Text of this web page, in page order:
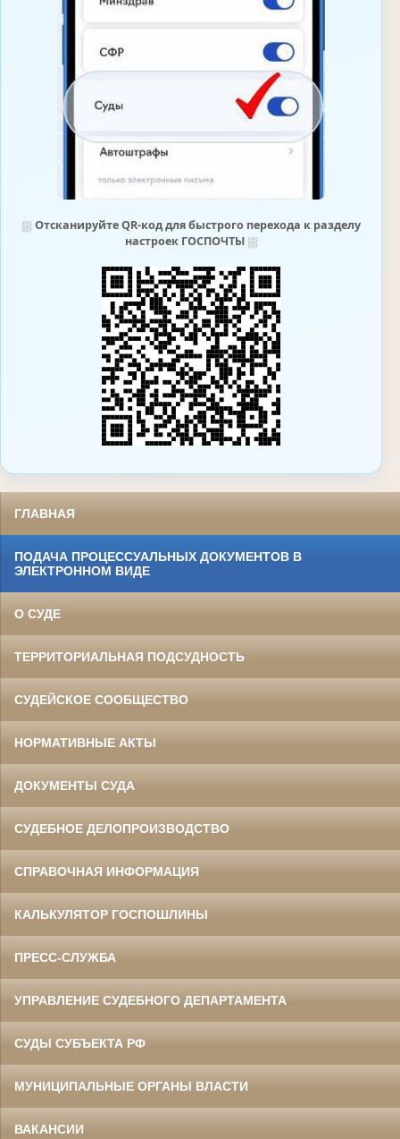
⛆ Отсканируйте QR-код для быстрого перехода к разделу
настроек ГОСПОЧТЫ⛆
ГЛАВНАЯ
ПОДАЧА ПРОЦЕССУАЛЬНЫХ ДОКУМЕНТОВ В
ЭЛЕКТРОННОМ ВИДЕ
О СУДЕ
ТЕРРИТОРИАЛЬНАЯ ПОДСУДНОСТЬ
СУДЕЙСКОЕ СООБЩЕСТВО
НОРМАТИВНЫЕ АКТЫ
ДОКУМЕНТЫ СУДА
СУДЕБНОЕ ДЕЛОПРОИЗВОДСТВО
СПРАВОЧНАЯ ИНФОРМАЦИЯ
КАЛЬКУЛЯТОР ГОСПОШЛИНЫ
ПРЕСС-СЛУЖБА
УПРАВЛЕНИЕ СУДЕБНОГО ДЕПАРТАМЕНТА
СУДЫ СУБЪЕКТА РФ
МУНИЦИПАЛЬНЫЕ ОРГАНЫ ВЛАСТИ
ВАКАНСИИ